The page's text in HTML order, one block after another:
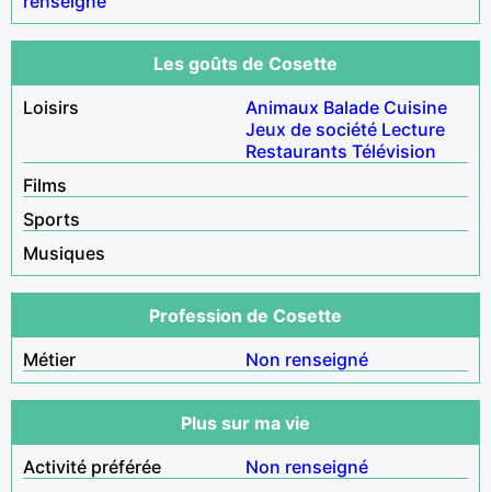
Les goûts de Cosette
Loisirs
Animaux Balade Cuisine
Jeux de société Lecture
Restaurants Télévision
Films
Sports
Musiques
Profession de Cosette
Métier
Non renseigné
Plus sur ma vie
Activité préférée
Non renseigné